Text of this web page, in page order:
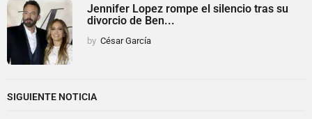
Jennifer Lopez rompe el silencio tras su
divorcio de Ben...
by César García
SIGUIENTE NOTICIA